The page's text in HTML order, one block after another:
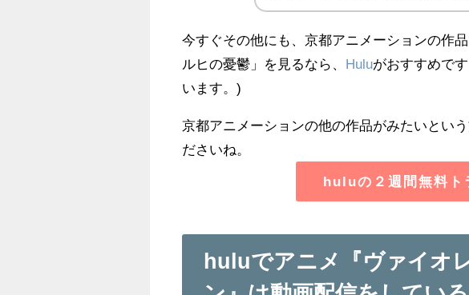
今すぐその他にも、京都アニメーションの作
ルヒの憂鬱」を見るなら、 Huluがおすすめで
います。)
京都アニメーションの他の作品がみたいとい
ださいね。
huluの２週間無料ト
huluでアニメ『ヴァイオ